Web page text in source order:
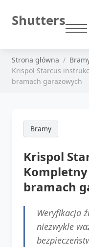
Shutters
Strona główna
Krispol Starcus
bramach garażowych
Bramy
Krispol
bramach
Weryfikacja
niezwykle